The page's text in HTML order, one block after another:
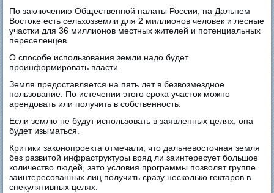
По заключению Общественной палаты России, на Дальнем
Востоке есть сельхозземли для 2 миллионов человек и лесные
участки для 36 миллионов местных жителей и потенциальных
переселенцев.
О способе использования земли надо будет
проинформировать власти.
Земля предоставляется на пять лет в безвозмездное
пользование. По истечении этого срока участок можно
арендовать или получить в собственность.
Если землю не будут использовать в заявленных целях, она
будет изыматься.
Критики законопроекта отмечали, что дальневосточная земля
без развитой инфраструктуры вряд ли заинтересует большое
количество людей, зато условия программы позволят группе
заинтересованных лиц получить сразу несколько гектаров в
спекулятивных целях.